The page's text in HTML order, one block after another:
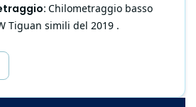
: Chilometraggio basso
Tiguan simili del 2019 .